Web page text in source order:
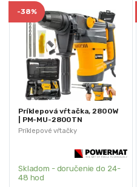
Príklepové vŕtačky
-38%
Príklepová vŕtačka, 2800W
| PM-MU-2800TN
(Výstavný kus)
Skladom - doručenie do 24-
48 hod